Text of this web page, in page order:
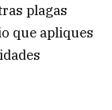
plagas
que apliques